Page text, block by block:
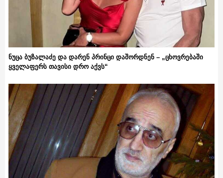
ნუცა ბუზალაძე და დარენ პრინცი დაშორდნენ – „ცხოვრებაში
ყველაფერს თავისი დრო აქვს“